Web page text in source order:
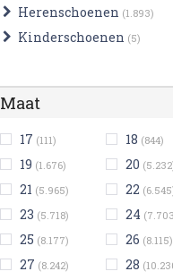
Herenschoenen (1.893)
Kinderschoenen (5)
Maat
17 (111) 18 (844)
19 (1.676) 20
21 (5.965) 22
23 (5.718) 24
25 (8.177) 26 (8.115)
27 (8.242) 28